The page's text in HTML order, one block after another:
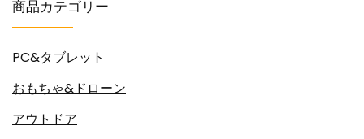
商品カテゴリー
PC&タブレット
おもちゃ&ドローン
アウトドア